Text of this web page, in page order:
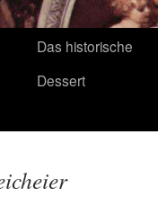
Das historische
Dessert